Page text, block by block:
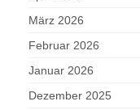
März 2026
Februar 2026
Januar 2026
Dezember 2025